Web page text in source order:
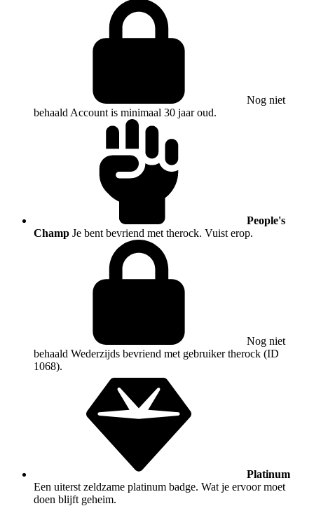
Nog niet
behaald Account is minimaal 30 jaar oud.
People's
Champ Je bent bevriend met therock. Vuist erop.
Nog niet
behaald Wederzijds bevriend met gebruiker therock (ID
1068).
Platinum
Een uiterst zeldzame platinum badge. Wat je ervoor moet
doen blijft geheim.